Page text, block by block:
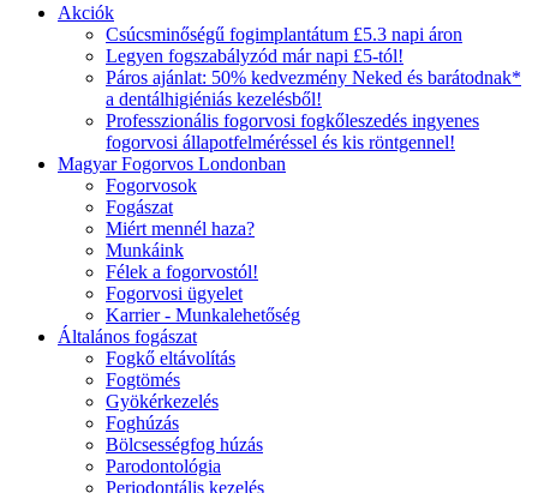
Akciók
Csúcsminőségű fogimplantátum £5.3 napi áron
Legyen fogszabályzód már napi £5-tól!
Páros ajánlat: 50% kedvezmény Neked és barátodnak*
a dentálhigiéniás kezelésből!
Professzionális fogorvosi fogkőleszedés ingyenes
fogorvosi állapotfelméréssel és kis röntgennel!
Magyar Fogorvos Londonban
Fogorvosok
Fogászat
Miért mennél haza?
Munkáink
Félek a fogorvostól!
Fogorvosi ügyelet
Karrier - Munkalehetőség
Általános fogászat
Fogkő eltávolítás
Fogtömés
Gyökérkezelés
Foghúzás
Bölcsességfog húzás
Parodontológia
Periodontális kezelés